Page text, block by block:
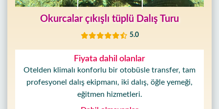
Okurcalar çıkışlı tüplü Dalış Turu
5.0
Fiyata dahil olanlar
Otelden klimalı konforlu bir otobüsle transfer, tam
profesyonel dalış ekipmanı, iki dalış, öğle yemeği,
eğitmen hizmetleri.